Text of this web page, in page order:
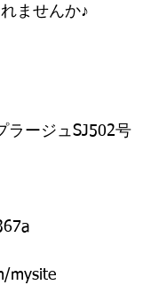
ませんか♪
ラージュSJ502号
mysite